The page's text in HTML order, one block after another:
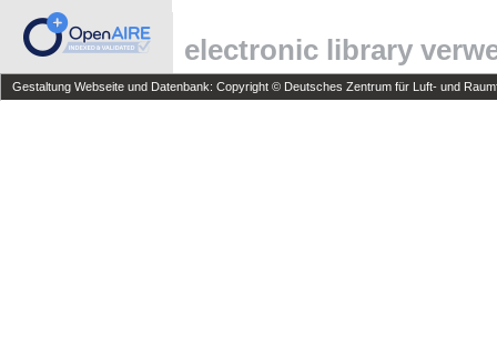
electronic library
Gestaltung Webseite und Datenbank: Copyright © Deutsches Zentrum für Luft- und